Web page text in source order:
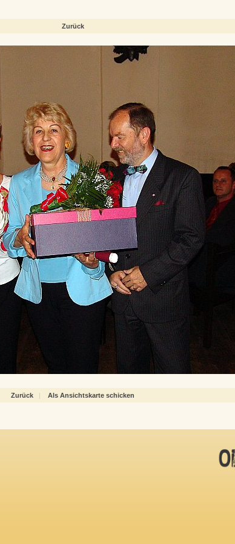
Zurück
Zurück | Als Ansichtskarte schicken